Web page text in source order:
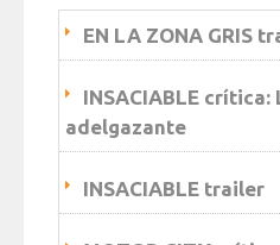
EN LA ZONA GRIS
INSACIABLE
adelgazante
INSACIABLE trailer